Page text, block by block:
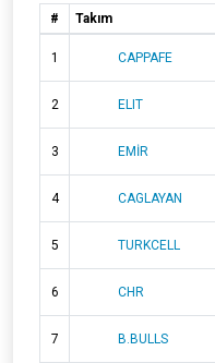
# Takım
1 CAPPAFE
2 ELIT
3 EMİR
4 CAGLAYAN
5 TURKCELL
6 CHR
7 B.BULLS